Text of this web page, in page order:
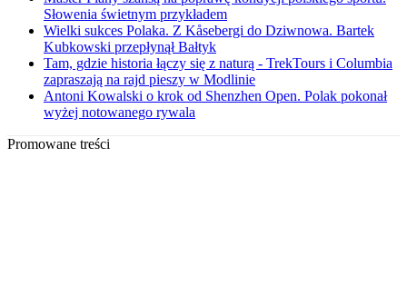
Słowenia świetnym przykładem
Wielki sukces Polaka. Z Kåsebergi do Dziwnowa. Bartek
Kubkowski przepłynął Bałtyk
Tam, gdzie historia łączy się z naturą - TrekTours i Columbia
zapraszają na rajd pieszy w Modlinie
Antoni Kowalski o krok od Shenzhen Open. Polak pokonał
wyżej notowanego rywala
Promowane treści